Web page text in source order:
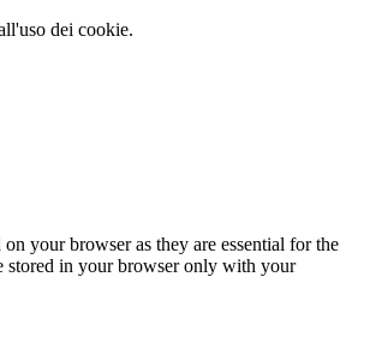
dei cookie.
your browser as they are essential for the
stored in your browser only with your